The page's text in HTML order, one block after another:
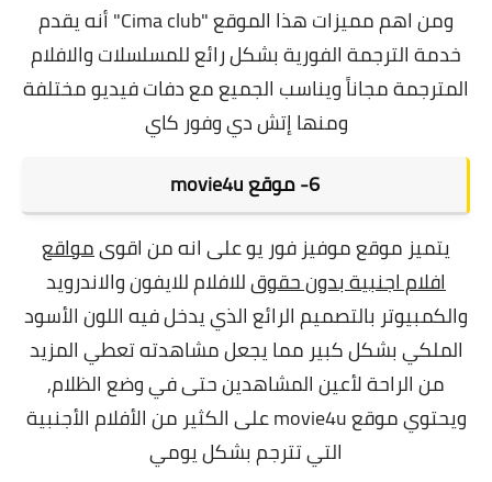
ومن اهم مميزات هذا الموقع "Cima club" أنه يقدم
خدمة الترجمة الفورية بشكل رائع للمسلسلات والافلام
المترجمة مجاناً ويناسب الجميع مع دفات فيديو مختلفة
ومنها إتش دي وفور كاي
6- موقع movie4u
يتميز موقع موفيز فور يوعلى انه من اقوىمواقع
افلام اجنبية بدون حقوقللافلام للايفون والاندرويد
والكمبيوتر بالتصميم الرائع الذي يدخل فيه اللون الأسود
الملكي بشكل كبير مما يجعل مشاهدته تعطي المزيد
من الراحة لأعين المشاهدين حتى في وضع الظلام,
ويحتوي موقع movie4u على الكثير من الأفلام الأجنبية
التي تترجم بشكل يومي